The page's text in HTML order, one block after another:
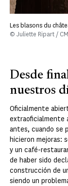
Les blasons du
© Juliette Ripart /
Desde
nuestros
Oficialmente
extraoficialmente
antes, cuando se
hicieron mejoras:
y un café-
de haber sido
construcción de
siendo un